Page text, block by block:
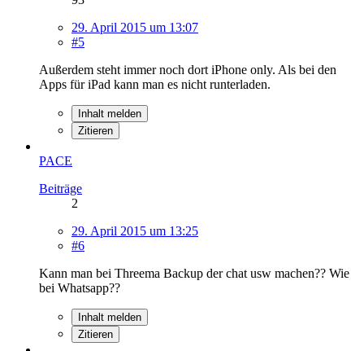
29. April 2015 um 13:07
#5
Außerdem steht immer noch dort iPhone only. Als bei den
Apps für iPad kann man es nicht runterladen.
Inhalt melden
Zitieren
PACE
Beiträge
2
29. April 2015 um 13:25
#6
Kann man bei Threema Backup der chat usw machen?? Wie
bei Whatsapp??
Inhalt melden
Zitieren